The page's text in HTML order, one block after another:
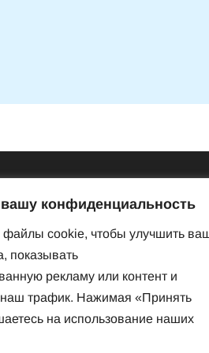
конфиденциальность
cookie, чтобы улучшить
показывать
рекламу или контент и
наш трафик. Нажимая «Принять
на использование наших
Частная